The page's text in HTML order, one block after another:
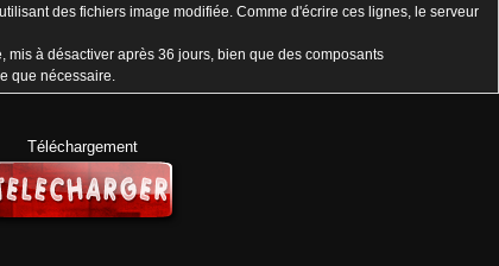
des fichiers image modifiée. Comme d'écrire ces lignes, le serveur
mis à désactiver après 36 jours, bien que des composants
que nécessaire.
Téléchargement